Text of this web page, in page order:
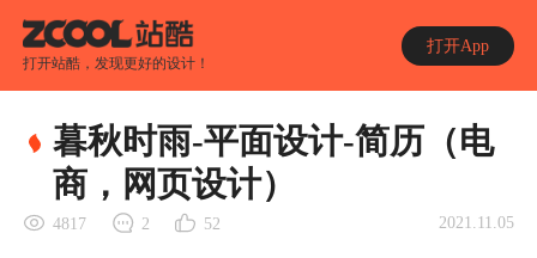
打开站酷，发现更好的设计！
打开App
暮秋时雨-平面设计-简历（电
商，网页设计）
4817 2 52 2021.11.05